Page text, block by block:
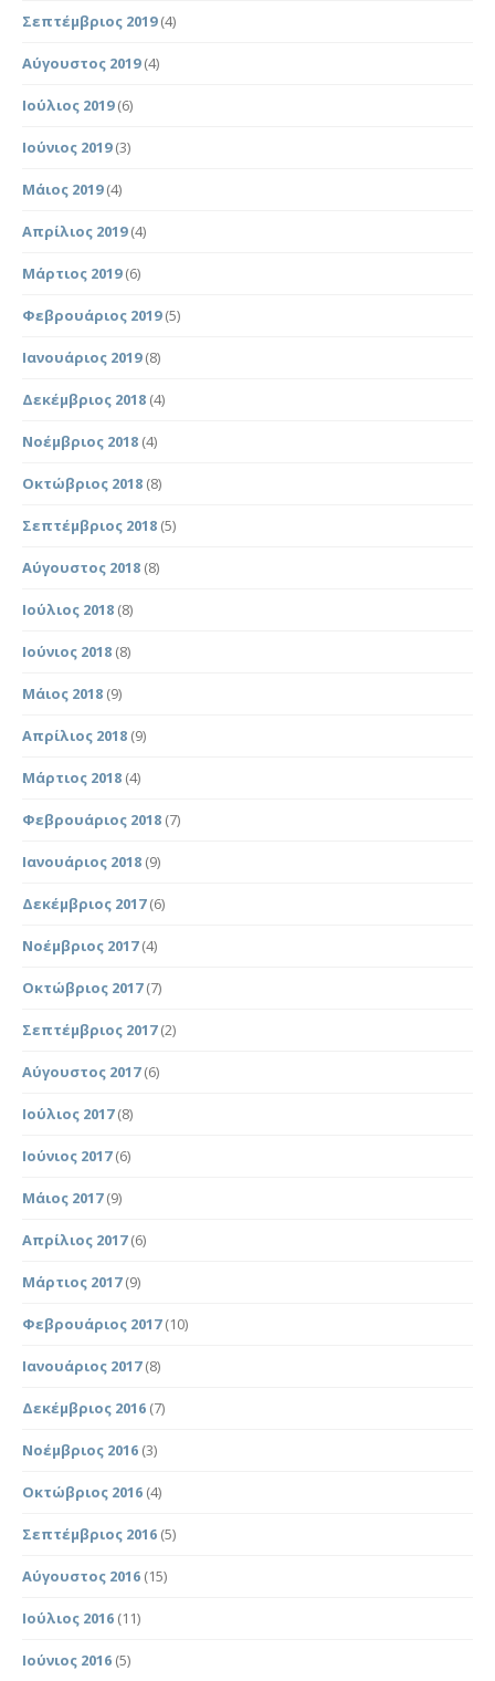
Σεπτέμβριος 2019(4)
Αύγουστος 2019(4)
Ιούλιος 2019(6)
Ιούνιος 2019(3)
Μάιος 2019(4)
Απρίλιος 2019(4)
Μάρτιος 2019(6)
Φεβρουάριος 2019(5)
Ιανουάριος 2019(8)
Δεκέμβριος 2018 (4)
Νοέμβριος 2018 (4)
Οκτώβριος 2018 (8)
Σεπτέμβριος 2018 (5)
Αύγουστος 2018 (8)
Ιούλιος 2018 (8)
Ιούνιος 2018 (8)
Μάιος 2018 (9)
Απρίλιος 2018 (9)
Μάρτιος 2018 (4)
Φεβρουάριος 2018 (7)
Ιανουάριος 2018 (9)
Δεκέμβριος 2017(6)
Νοέμβριος 2017(4)
Οκτώβριος 2017(7)
Σεπτέμβριος 2017(2)
Αύγουστος 2017(6)
Ιούλιος 2017(8)
Ιούνιος 2017(6)
Μάιος 2017(9)
Απρίλιος 2017(6)
Μάρτιος 2017(9)
Φεβρουάριος 2017(10)
Ιανουάριος 2017(8)
Δεκέμβριος 2016 (7)
Νοέμβριος 2016 (3)
Οκτώβριος 2016 (4)
Σεπτέμβριος 2016 (5)
Αύγουστος 2016 (15)
Ιούλιος 2016 (11)
Ιούνιος 2016 (5)